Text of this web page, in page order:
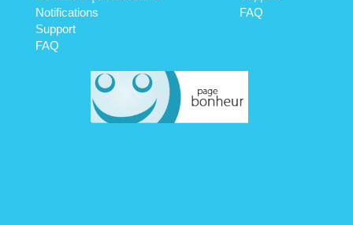
Notifications
Support
FAQ
FAQ